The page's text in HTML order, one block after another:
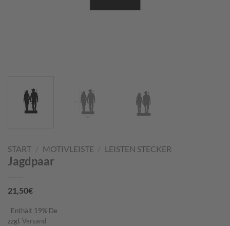
START MOTIVLEISTE LEISTEN STECKER
Jagdpaar
21,50€
Enthält 19% De
zzgl. Versand